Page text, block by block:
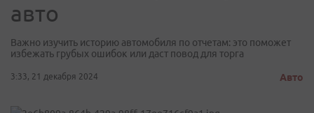
авто
Важно изучить историю автомобиля по отчетам: это поможет
избежать грубых ошибок или даст повод для торга
3:33, 21 декабря 2024 Авто